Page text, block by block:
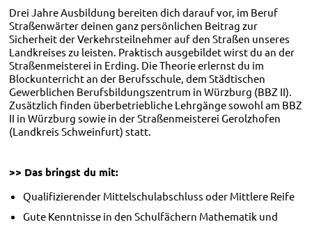
Drei Jahre Ausbildung bereiten dich darauf vor, im Beruf
Straßenwärter deinen ganz persönlichen Beitrag zur
Sicherheit der Verkehrsteilnehmer auf den Straßen unseres
Landkreises zu leisten. Praktisch ausgebildet wirst du an der
Straßenmeisterei in Erding. Die Theorie erlernst du im
Blockunterricht an der Berufsschule, dem Städtischen
Gewerblichen Berufsbildungszentrum in Würzburg (BBZ II).
Zusätzlich finden überbetriebliche Lehrgänge sowohl am BBZ
II in Würzburg sowie in der Straßenmeisterei Gerolzhofen
(Landkreis Schweinfurt) statt.
>> Das bringst du mit:
Qualifizierender Mittelschulabschluss oder Mittlere Reife
Gute Kenntnisse in den Schulfächern Mathematik und